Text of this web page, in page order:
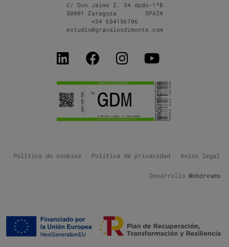
C/ Don Jaime I, 34 dpdo-1ºB
50001 Zaragoza SPAIN
+34 654156706
estudio@gravalosdimonte.com
Política de cookies Política de privacidad Aviso legal
Desarrollo Webdreams